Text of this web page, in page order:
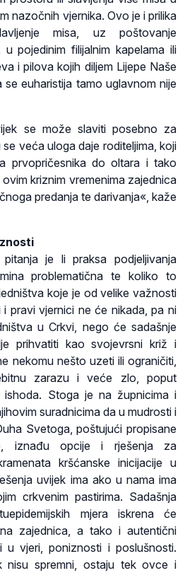
nazočnih vjernika. Ovo je i prilika
misa, uz poštovanje
u pojedinim filijalnim kapelama ili
i pilova kojih diljem Lijepe Naše
euharistija tamo uglavnom nije
se može slaviti posebno za
veća uloga daje roditeljima, koji
prvopričesnika do oltara i tako
kriznim vremenima zajednica
predanja te darivanja«, kaže
je li praksa podjeljivanja
problematična te koliko to
koje je od velike važnosti
pravi vjernici ne će nikada, pa ni
u Crkvi, nego će sadašnje
prihvatiti kao svojevrsni križ i
nekomu nešto uzeti ili ograničiti,
zarazu i veće zlo, poput
ishoda. Stoga je na župnicima i
suradnicima da u mudrosti i
Svetoga, poštujući propisane
iznađu opcije i rješenja za
kršćanske inicijacije u
uvijek ima ako u nama ima
crkvenim pastirima. Sadašnja
mjera iskrena će
zajednica, a tako i autentični
u vjeri, poniznosti i poslušnosti.
nisu spremni, ostaju tek ovce i